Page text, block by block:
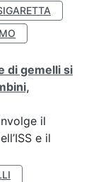
di gemelli si
il
e il